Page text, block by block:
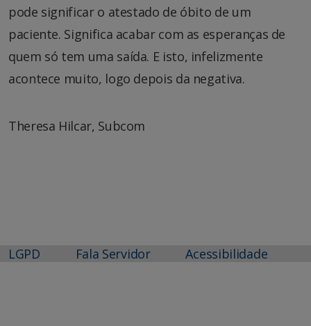
pode significar o atestado de óbito de um
paciente. Significa acabar com as esperanças de
quem só tem uma saída. E isto, infelizmente
acontece muito, logo depois da negativa.
Theresa Hilcar, Subcom
LGPD Fala Servidor Acessibilidade